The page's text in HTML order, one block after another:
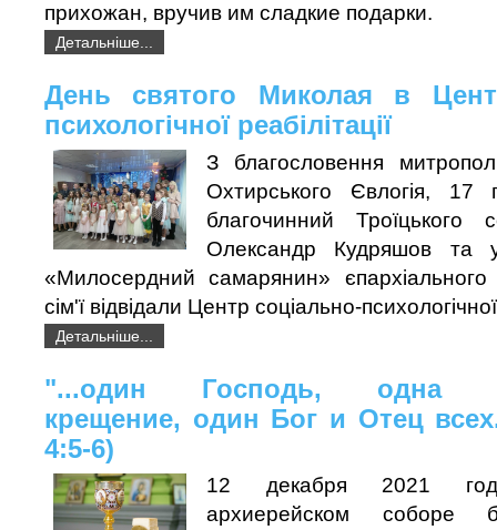
прихожан, вручив им сладкие подарки.
Детальніше...
День святого Миколая в
психологічної реабілітації
З благословення
Охтирського Євлогія, 17
благочинний Троїцького
Олександр Кудряшов та
«Милосердний самарянин» єпархіального
сім'ї відвідали Центр соціально-психологічної
Детальніше...
"...один Господь, одна
крещение, один Бог и Отец
4:5-6)
12 декабря 2021
архиерейском соборе